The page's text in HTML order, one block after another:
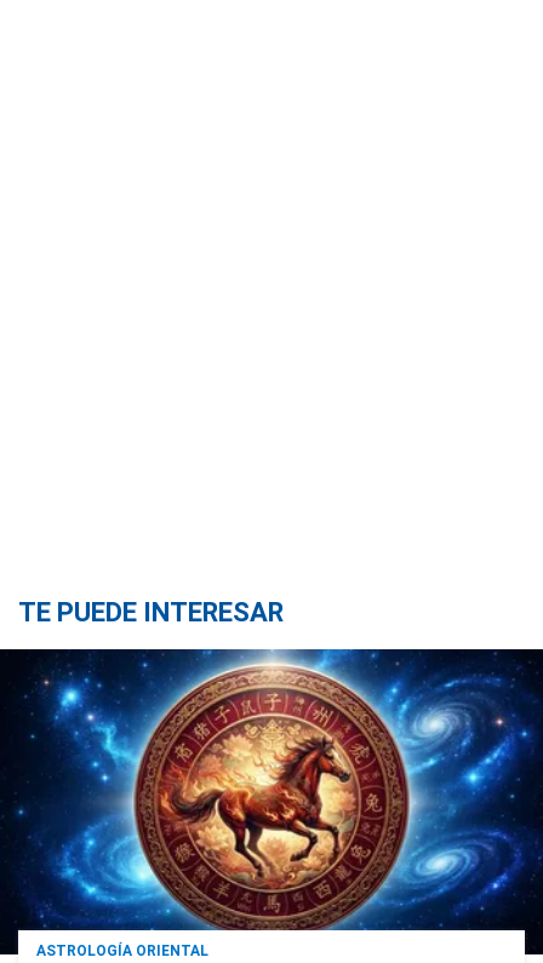
TE PUEDE INTERESAR
ASTROLOGÍA ORIENTAL